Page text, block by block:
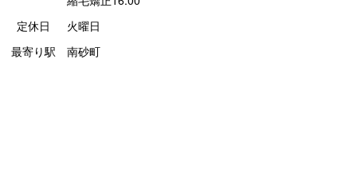
定休日
火曜日
最寄り駅
南砂町